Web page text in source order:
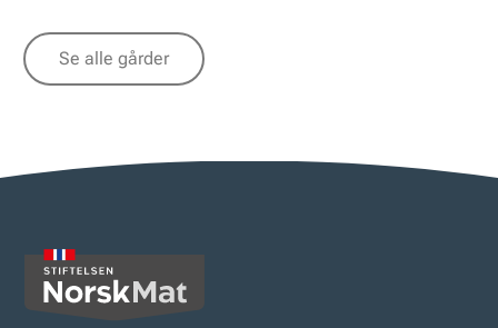
Se alle gårder